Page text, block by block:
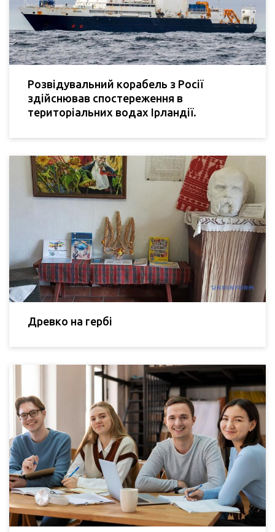
Розвідувальний корабель з Росії
здійснював спостереження в
територіальних водах Ірландії.
Древко на гербі